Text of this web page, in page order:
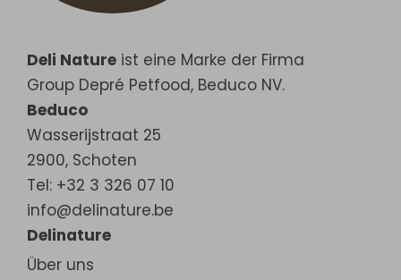
Deli Nature ist eine Marke der Firma
Group Depré Petfood, Beduco NV.
Beduco
Wasserijstraat 25
2900, Schoten
Tel: +32 3 326 07 10
info@delinature.be
Delinature
Über uns